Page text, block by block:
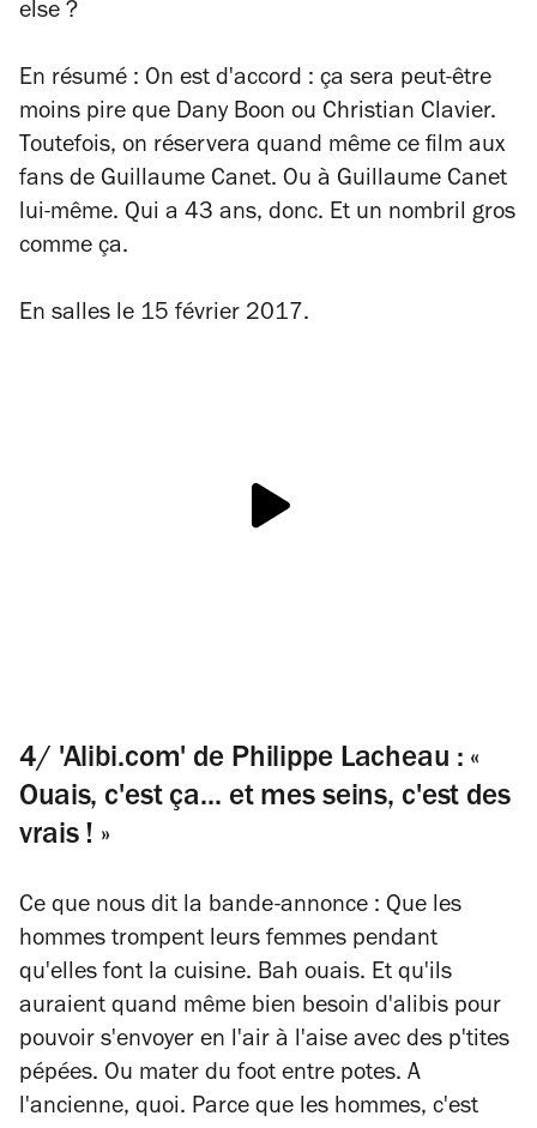
else ?
En résumé : On est d'accord : ça sera peut-être
moins pire que Dany Boon ou Christian Clavier.
Toutefois, on réservera quand même ce film aux
fans de Guillaume Canet. Ou à Guillaume Canet
lui-même. Qui a 43 ans, donc. Et un nombril gros
comme ça.
En salles le 15 février 2017.
4/ 'Alibi.com' de Philippe Lacheau : «
Ouais, c'est ça... et mes seins, c'est des
vrais ! »
Ce que nous dit la bande-annonce : Que les
hommes trompent leurs femmes pendant
qu'elles font la cuisine. Bah ouais. Et qu'ils
auraient quand même bien besoin d'alibis pour
pouvoir s'envoyer en l'air à l'aise avec des p'tites
pépées. Ou mater du foot entre potes. A
l'ancienne, quoi. Parce que les hommes, c'est